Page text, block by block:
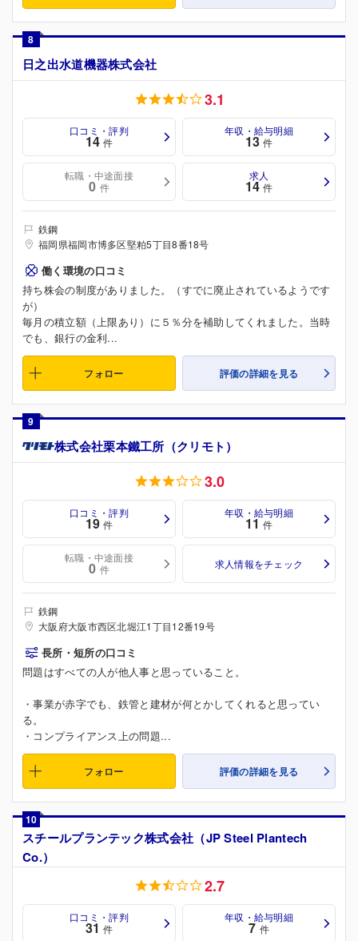
8
日之出水道機器株式会社
3.1
口コミ・評判
14 件
年収・給与明細
13 件
転職・中途面接
0 件
求人
14 件
鉄鋼
福岡県福岡市博多区堅粕5丁目8番18号
働く環境の口コミ
持ち株会の制度がありました。（すでに廃止されているようです
が）
毎月の積立額（上限あり）に５％分を補助してくれました。当時
でも、銀行の金利...
フォロー 評価の詳細を見る
9
株式会社栗本鐵工所（クリモト）
3.0
口コミ・評判
19 件
年収・給与明細
11 件
転職・中途面接
0 件 求人情報をチェック
鉄鋼
大阪府大阪市西区北堀江1丁目12番19号
長所・短所の口コミ
問題はすべての人が他人事と思っていること。
・事業が赤字でも、鉄管と建材が何とかしてくれると思ってい
る。
・コンプライアンス上の問題...
フォロー 評価の詳細を見る
10
スチールプランテック株式会社（JP Steel Plantech
Co.）
2.7
口コミ・評判
31 件
年収・給与明細
7 件